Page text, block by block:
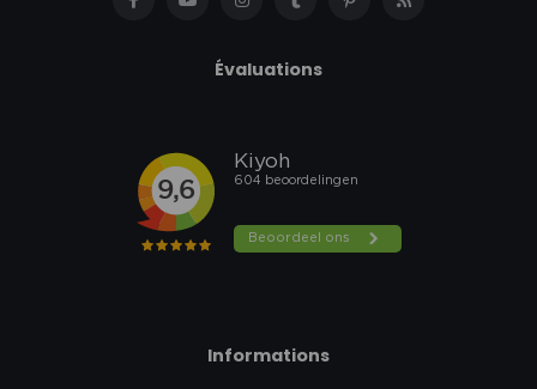
Évaluations
Informations